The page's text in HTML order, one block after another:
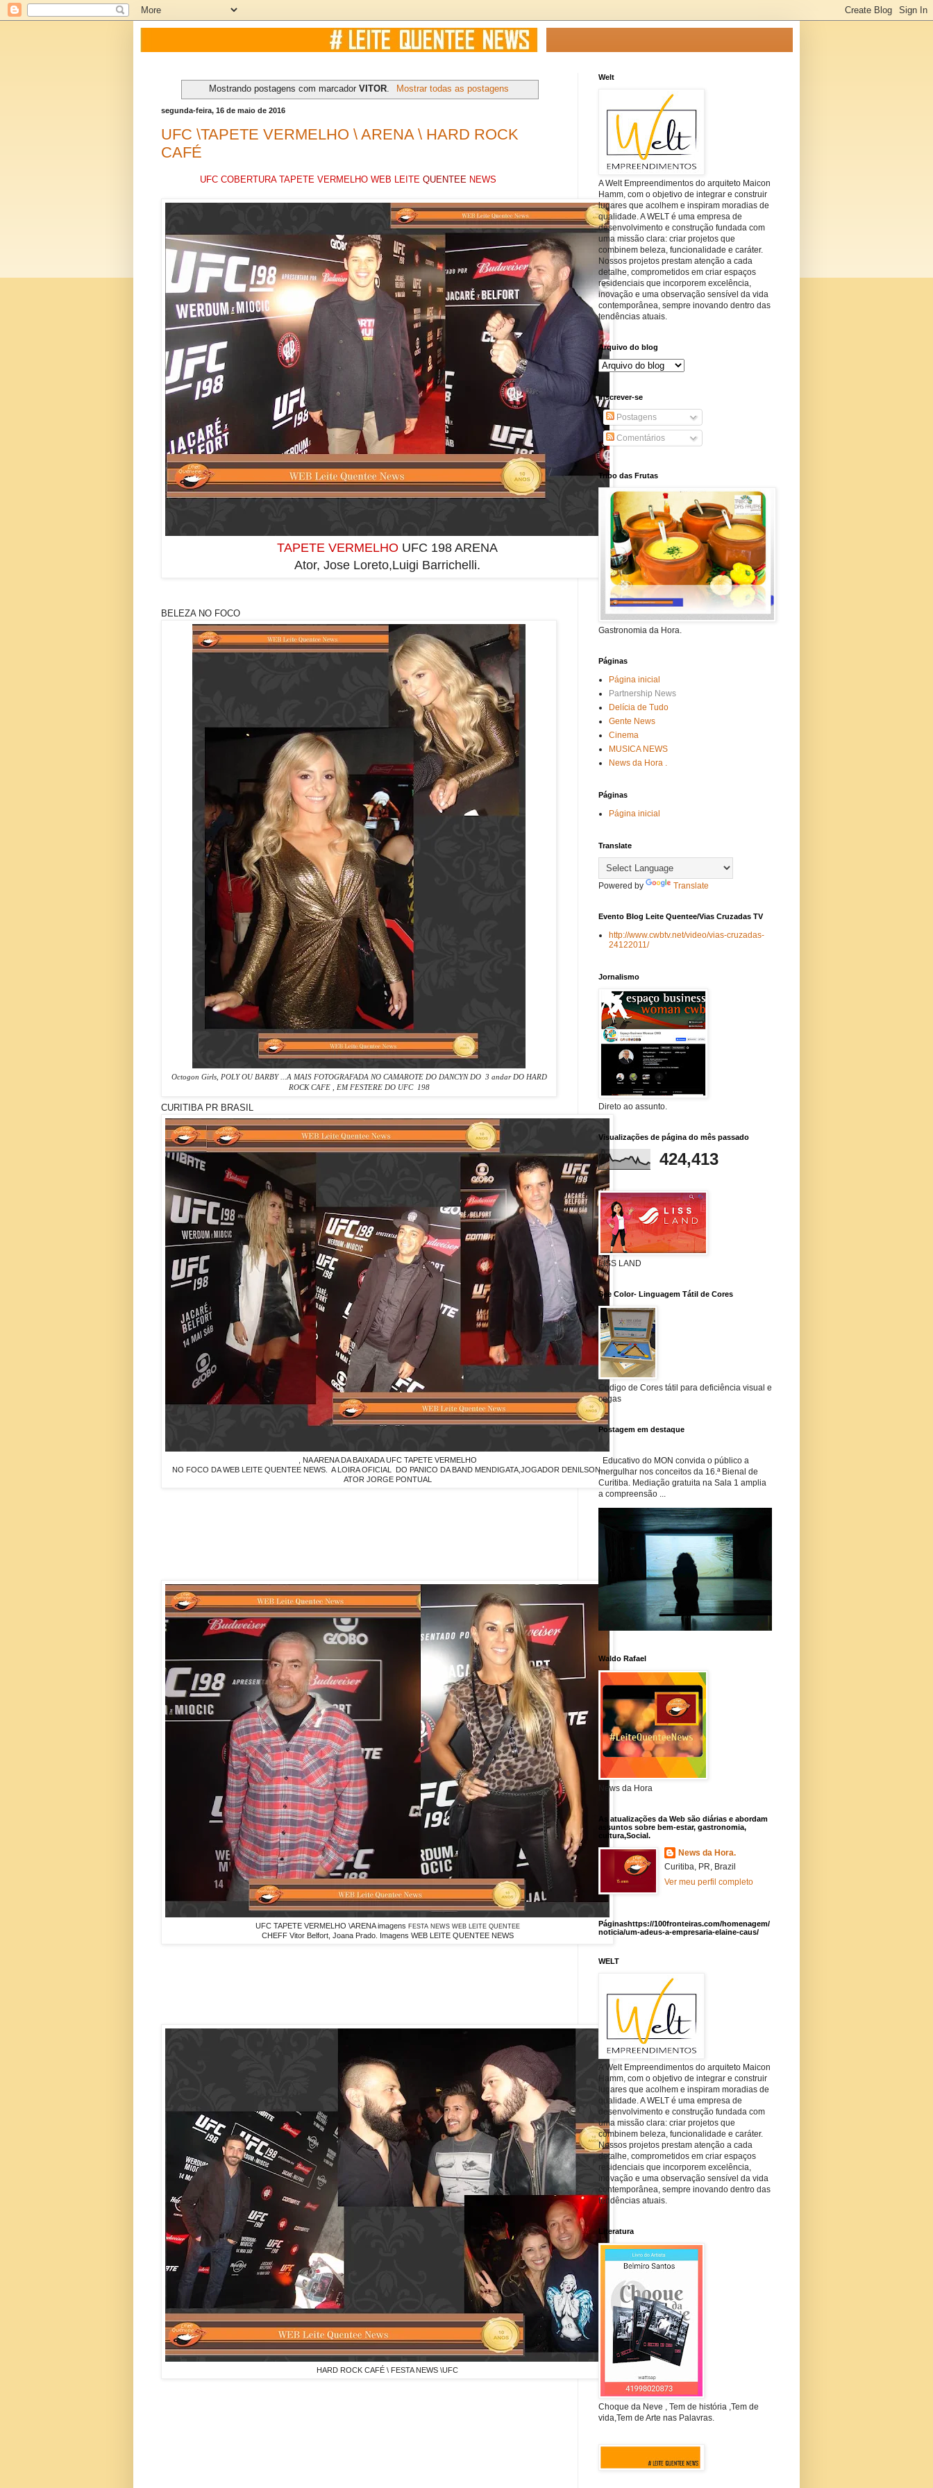
Mostrando postagens com marcadorVITOR Mostrar todas as postagens
segunda-feira, 16 de maio de 2016
UFC \TAPETE VERMELHO \ ARENA \ HARD ROCK
CAFÉ
UFC COBERTURA TAPETE VERMELHO WEB LEITE QUENTEE NEWS
TAPETE VERMELHO UFC 198 ARENA
Ator, Jose Loreto,Luigi Barrichelli.
BELEZA NO FOCO
Octogon Girls,
POLY OU BARBY ...A MAIS FOTOGRAFADA NO CAMAROTE DO DANCYN DO 3 andar DO HARD
ROCK CAFE , EM FESTERE DO UFC 198
CURITIBA PR BRASIL
, NA ARENA DA BAIXADA UFC TAPETE VERMELHO
NO FOCO DA WEB LEITE QUENTEE NEWS. A LOIRA OFICIAL DO PANICO DA BAND MENDIGATA,JOGADOR DENILSON,
ATOR JORGE PONTUAL
UFC TAPETE VERMELHO \ARENA imagens FESTA NEWS WEB LEITE QUENTEE
CHEFF Vitor Belfort, Joana Prado. Imagens WEB LEITE QUENTEE NEWS
HARD ROCK CAFÉ \ FESTA NEWS \UFC
Welt
A Welt Empreendimentos do arquiteto Maicon
Hamm, com o objetivo de integrar e construir
lugares que acolhem e inspiram moradias de
qualidade. A WELT é uma empresa de
desenvolvimento e construção fundada com
uma missão clara: criar projetos que
combinem beleza, funcionalidade e caráter.
Nossos projetos prestam atenção a cada
detalhe, comprometidos em criar espaços
residenciais que incorporem excelência,
inovação e uma observação sensível da vida
contemporânea, sempre inovando dentro das
tendências atuais.
Arquivo do blog
Inscrever-se
Postagens
Comentários
Tribo das Frutas
Gastronomia da Hora.
Páginas
Página inicial
Partnership News
Delícia de Tudo
Gente News
Cinema
MUSICA NEWS
News da Hora .
Páginas
Página inicial
Translate
Powered by Translate
Evento Blog Leite Quentee/Vias Cruzadas TV
http://www.cwbtv.net/video/vias-cruzadas-
24122011/
Jornalismo
Direto ao assunto.
Visualizações de página do mês passado
424,413
LISS LAND
See Color- Linguagem Tátil de Cores
Código de Cores tátil para deficiência visual e
cegas
Postagem em destaque
Educativo do MON convida o público a
mergulhar nos conceitos da 16.ª Bienal de
Curitiba. Mediação gratuita na Sala 1 amplia
a compreensão ...
Waldo Rafael
News da Hora
As atualizações da Web são diárias e abordam
assuntos sobre bem-estar, gastronomia,
cultura,Social.
News da Hora.
Curitiba, PR, Brazil
Ver meu perfil completo
Páginashttps://100fronteiras.com/homenagem/
noticia/um-adeus-a-empresaria-elaine-caus/
WELT
A Welt Empreendimentos do arquiteto Maicon
Hamm, com o objetivo de integrar e construir
lugares que acolhem e inspiram moradias de
qualidade. A WELT é uma empresa de
desenvolvimento e construção fundada com
uma missão clara: criar projetos que
combinem beleza, funcionalidade e caráter.
Nossos projetos prestam atenção a cada
detalhe, comprometidos em criar espaços
residenciais que incorporem excelência,
inovação e uma observação sensível da vida
contemporânea, sempre inovando dentro das
tendências atuais.
Literatura
Choque da Neve , Tem de história ,Tem de
vida,Tem de Arte nas Palavras.